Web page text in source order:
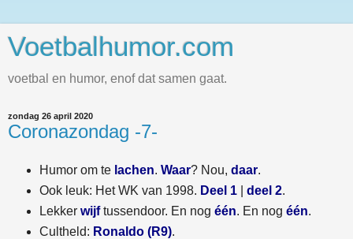
Voetbalhumor.com
voetbal en humor, enof dat samen gaat.
zondag 26 april 2020
Coronazondag -7-
Humor om te lachen. Waar? Nou, daar.
Ook leuk: Het WK van 1998. Deel 1| deel 2.
Lekker wijftussendoor. En nog één. En nog één.
Cultheld: Ronaldo (R9).